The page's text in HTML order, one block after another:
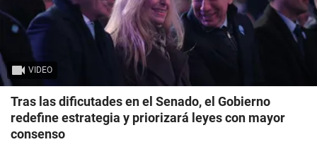
VIDEO
Tras las dificutades en el Senado, el Gobierno
redefine estrategia y priorizará leyes con mayor
consenso